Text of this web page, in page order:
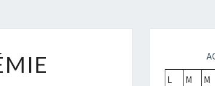
L
M M